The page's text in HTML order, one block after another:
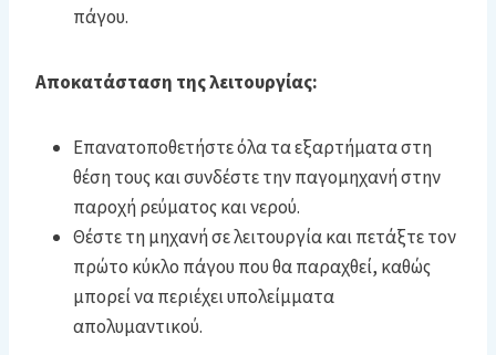
πάγου.
Αποκατάσταση της λειτουργίας:
Επανατοποθετήστε όλα τα εξαρτήματα στη
θέση τους και συνδέστε την παγομηχανή στην
παροχή ρεύματος και νερού.
Θέστε τη μηχανή σε λειτουργία και πετάξτε τον
πρώτο κύκλο πάγου που θα παραχθεί, καθώς
μπορεί να περιέχει υπολείμματα
απολυμαντικού.